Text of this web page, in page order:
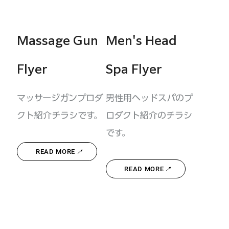
Massage Gun
Flyer
マッサージガンプロダ
クト紹介チラシです。
READ MORE
Men's Head
Spa Flyer
男性用ヘッドスパのプ
ロダクト紹介のチラシ
です。
READ MORE